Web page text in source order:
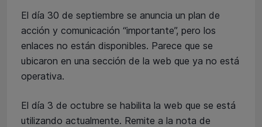
El día 30 de septiembre se anuncia un plan de
acción y comunicación “importante”, pero los
enlaces no están disponibles. Parece que se
ubicaron en una sección de la web que ya no está
operativa.
El día 3 de octubre se habilita la web que se está
utilizando actualmente. Remite a la nota de